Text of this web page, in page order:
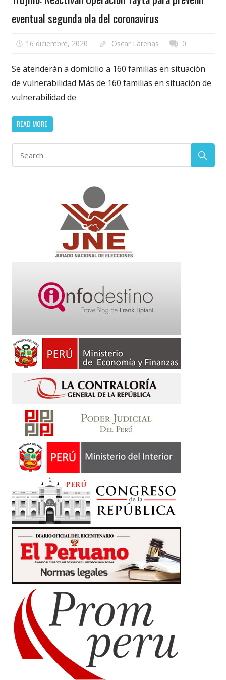
eventual segunda ola del coronavirus
16 diciembre, 2020 Oscar Larenas 0
Se atenderán a domicilio a 160 familias en situación
de vulnerabilidad Más de 160 familias en situación de
vulnerabilidad de
READ MORE